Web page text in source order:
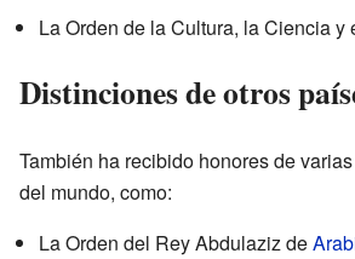
La Orden de la Cultura, la Ciencia y
Distinciones de otros
También ha recibido honores de
del mundo, como:
La Orden del Rey Abdulaziz de